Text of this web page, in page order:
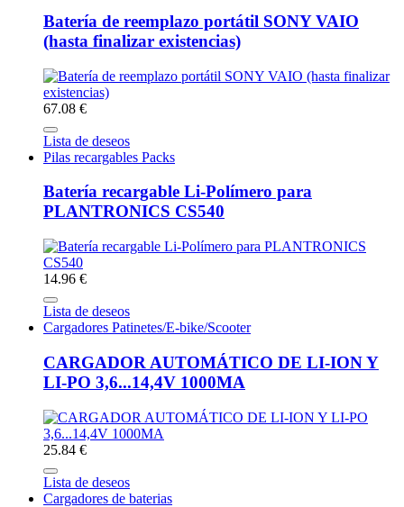
Batería de reemplazo portátil SONY VAIO
(hasta finalizar existencias)
67.08 €
Lista de deseos
Pilas recargables Packs
Batería recargable Li-Polímero para
PLANTRONICS CS540
14.96 €
Lista de deseos
Cargadores Patinetes/E-bike/Scooter
CARGADOR AUTOMÁTICO DE LI-ION Y
LI-PO 3,6...14,4V 1000MA
25.84 €
Lista de deseos
Cargadores de baterias